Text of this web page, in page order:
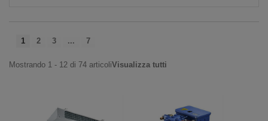
1 2 3 ... 7
Mostrando 1 - 12 di 74 articoliVisualizza tutti